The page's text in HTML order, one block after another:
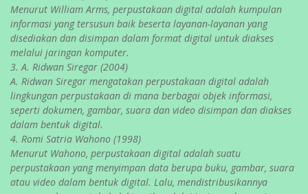
Menurut William Arms, perpustakaan digital adalah kumpulan
informasi yang tersusun baik beserta layanan-layanan yang
disediakan dan disimpan dalam format digital untuk diakses
melalui jaringan komputer.
3. A. Ridwan Siregar (2004)
A. Ridwan Siregar mengatakan perpustakaan digital adalah
lingkungan perpustakaan di mana berbagai objek informasi,
seperti dokumen, gambar, suara dan video disimpan dan diakses
dalam bentuk digital.
4. Romi Satria Wahono (1998)
Menurut Wahono, perpustakaan digital adalah suatu
perpustakaan yang menyimpan data berupa buku, gambar, suara
atau video dalam bentuk digital. Lalu, mendistribusikannya